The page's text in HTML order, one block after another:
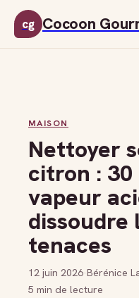
cg Cocoon
MAISON
Nettoyer
citron :
vapeur
dissoudre
tenaces
12 juin 2026·Bérénice
5 min de lecture